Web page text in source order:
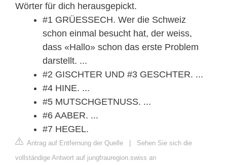
Wörter für dich herausgepickt.
#1 GRÜESSECH. Wer die Schweiz
schon einmal besucht hat, der weiss,
dass «Hallo» schon das erste Problem
darstellt. ...
#2 GISCHTER UND #3 GESCHTER. ...
#4 HINE. ...
#5 MUTSCHGETNUSS. ...
#6 AABER. ...
#7 HEGEL.
Antrag auf Entfernung der Quelle | Sehen Sie sich die
vollständige Antwort auf jungfrauregion.swiss an